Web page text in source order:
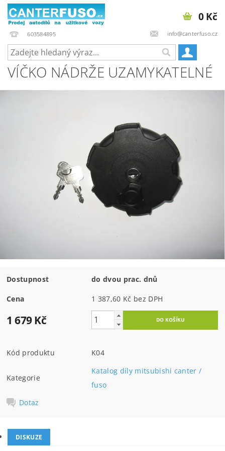
603584895 info@canterfuso.cz
0 Kč
VÍČKO NÁDRŽE UZAMYKATELNÉ
Dostupnost do dvou prac. dnů
Cena 1 387,60 Kč bez DPH
1 679 Kč
Kód produktu K04
Kategorie
Katalog díly mitsubishi canter /
fuso
Dotaz
DISKUZE